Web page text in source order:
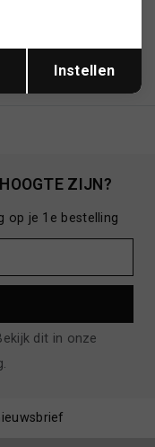
ZIJN?
op je 1e bestelling
dit in onze
Opslaan
Instellen